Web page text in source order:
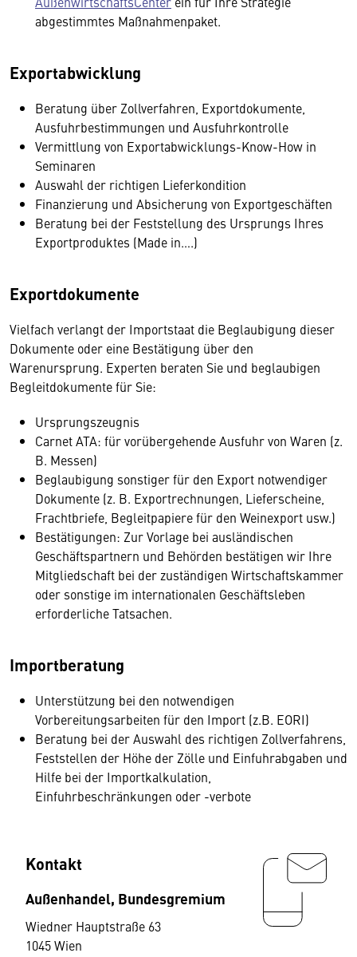
abgestimmtes Maßnahmenpaket.
Exportabwicklung
Beratung über Zollverfahren, Exportdokumente,
Ausfuhrbestimmungen und Ausfuhrkontrolle
Vermittlung von Exportabwicklungs-Know-How in
Seminaren
Auswahl der richtigen Lieferkondition
Finanzierung und Absicherung von Exportgeschäften
Beratung bei der Feststellung des Ursprungs Ihres
Exportproduktes (Made in….)
Exportdokumente
Vielfach verlangt der Importstaat die Beglaubigung dieser
Dokumente oder eine Bestätigung über den
Warenursprung. Experten beraten Sie und beglaubigen
Begleitdokumente für Sie:
Ursprungszeugnis
Carnet ATA: für vorübergehende Ausfuhr von Waren (z.
B. Messen)
Beglaubigung sonstiger für den Export notwendiger
Dokumente (z. B. Exportrechnungen, Lieferscheine,
Frachtbriefe, Begleitpapiere für den Weinexport usw.)
Bestätigungen: Zur Vorlage bei ausländischen
Geschäftspartnern und Behörden bestätigen wir Ihre
Mitgliedschaft bei der zuständigen Wirtschaftskammer
oder sonstige im internationalen Geschäftsleben
erforderliche Tatsachen.
Importberatung
Unterstützung bei den notwendigen
Vorbereitungsarbeiten für den Import (z.B. EORI)
Beratung bei der Auswahl des richtigen Zollverfahrens,
Feststellen der Höhe der Zölle und Einfuhrabgaben und
Hilfe bei der Importkalkulation,
Einfuhrbeschränkungen oder -verbote
Kontakt
Außenhandel, Bundesgremium
Wiedner Hauptstraße 63
1045 Wien